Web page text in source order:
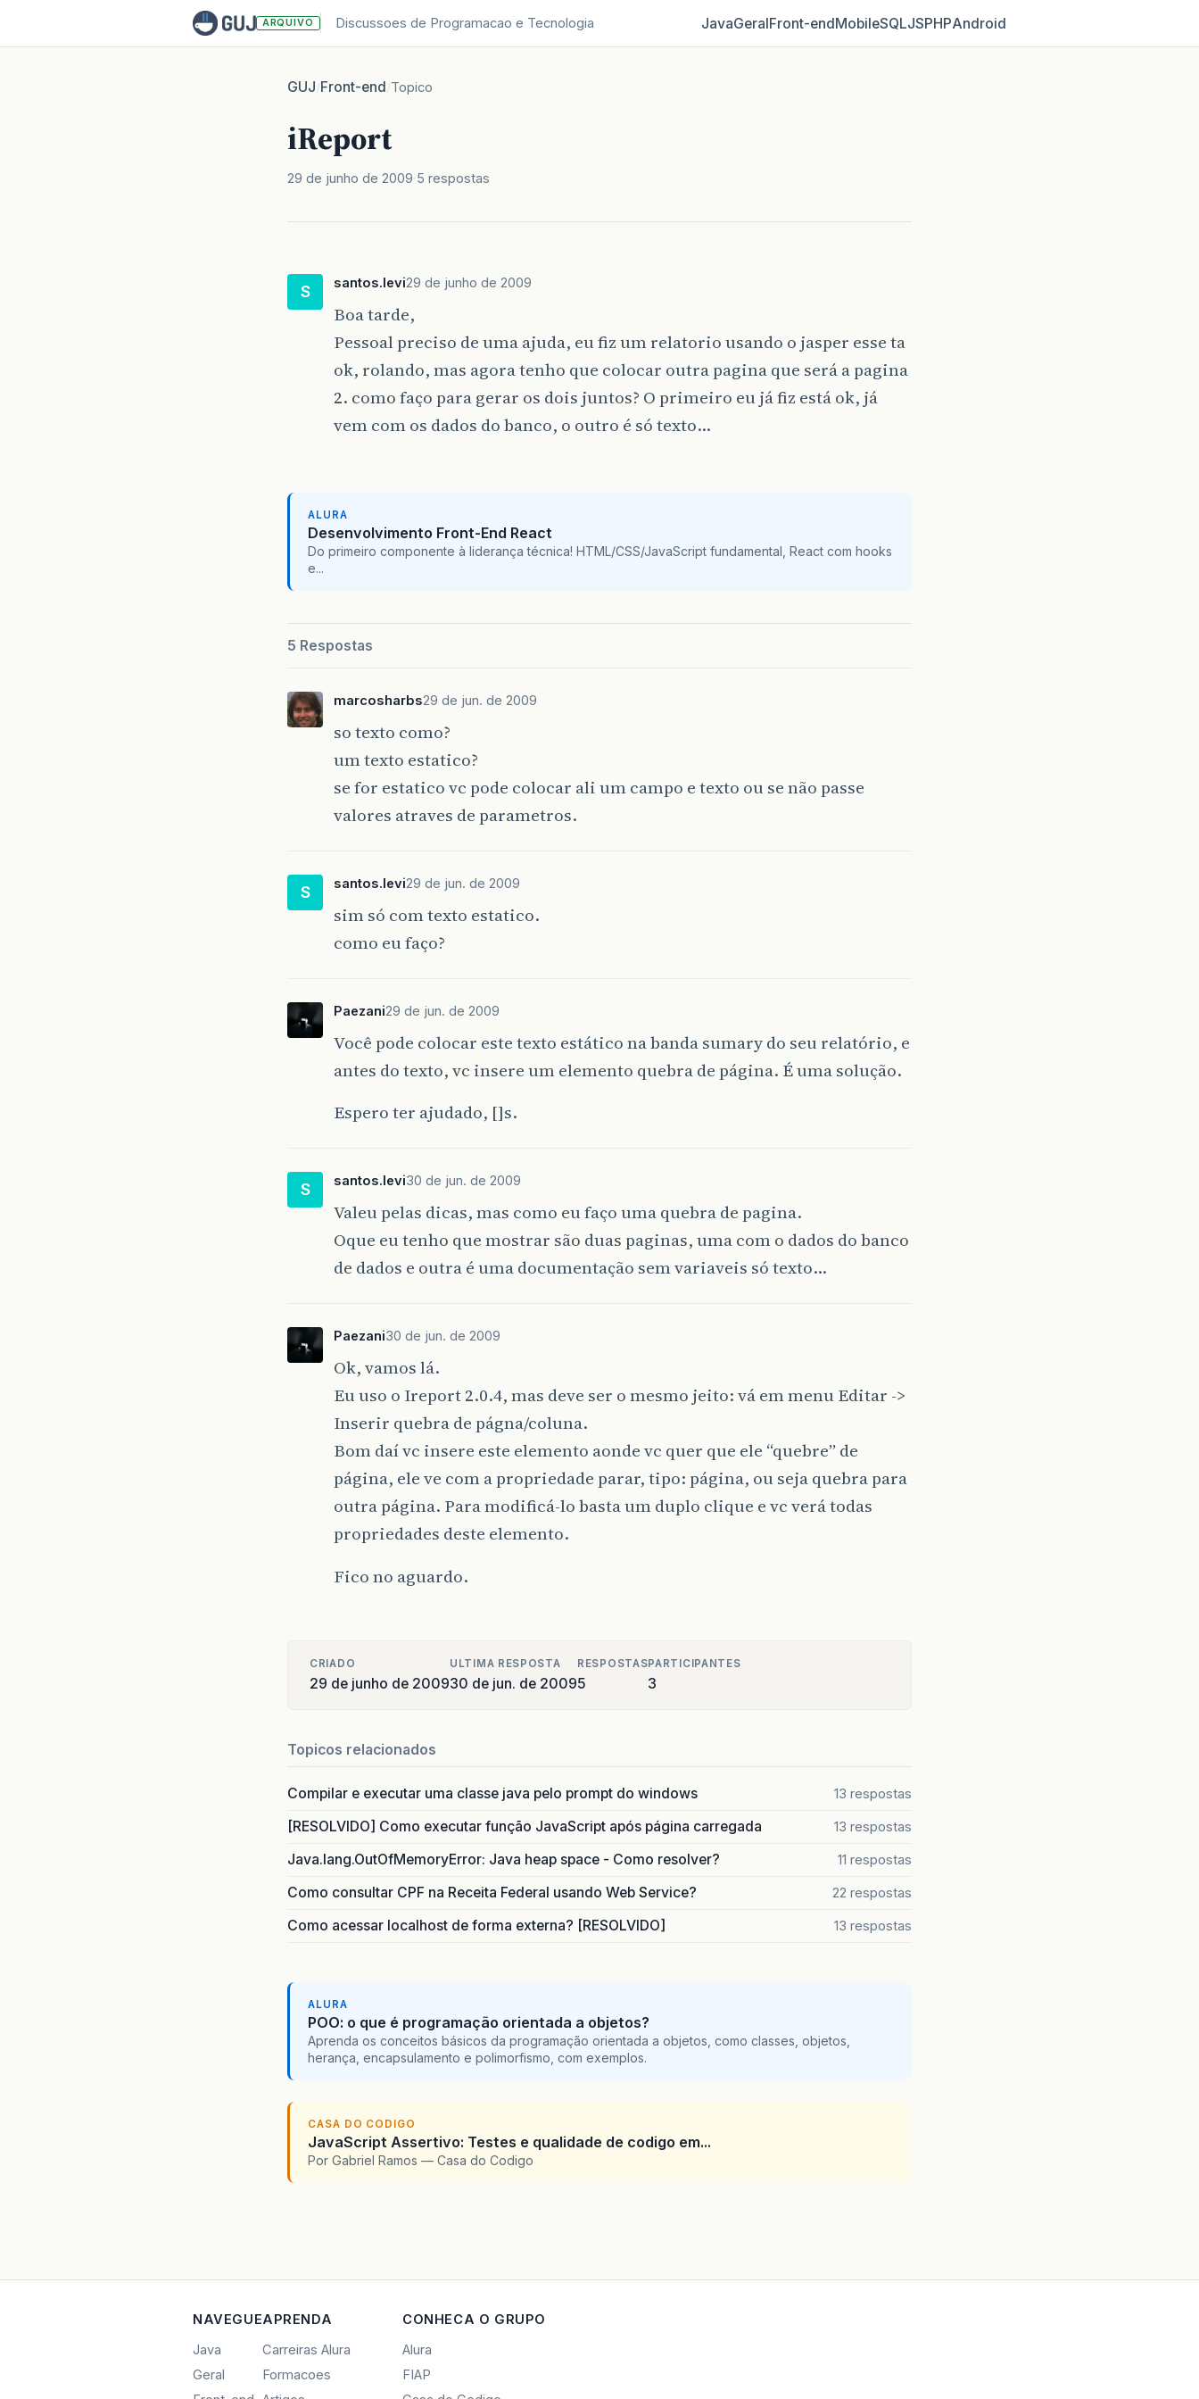
ARQUIVO Discussoes de Programacao e Tecnologia JavaGeralFront‑endMobileSQLJSPHPAndroid
GUJ/Front-end/Topico
iReport
29 de junho de 2009 5 respostas
S santos.levi29 de junho de 2009
Boa tarde,
Pessoal preciso de uma ajuda, eu fiz um relatorio usando o jasper esse ta
ok, rolando, mas agora tenho que colocar outra pagina que será a pagina
2. como faço para gerar os dois juntos? O primeiro eu já fiz está ok, já
vem com os dados do banco, o outro é só texto…
ALURA
Desenvolvimento Front-End React
Do primeiro componente à liderança técnica! HTML/CSS/JavaScript fundamental, React com hooks
e...
5 Respostas
marcosharbs29 de jun. de 2009
so texto como?
um texto estatico?
se for estatico vc pode colocar ali um campo e texto ou se não passe
valores atraves de parametros.
S santos.levi29 de jun. de 2009
sim só com texto estatico.
como eu faço?
Paezani29 de jun. de 2009
Você pode colocar este texto estático na banda sumary do seu relatório, e
antes do texto, vc insere um elemento quebra de página. É uma solução.
Espero ter ajudado, []s.
S santos.levi30 de jun. de 2009
Valeu pelas dicas, mas como eu faço uma quebra de pagina.
Oque eu tenho que mostrar são duas paginas, uma com o dados do banco
de dados e outra é uma documentação sem variaveis só texto…
Paezani30 de jun. de 2009
Ok, vamos lá.
Eu uso o Ireport 2.0.4, mas deve ser o mesmo jeito: vá em menu Editar ->
Inserir quebra de págna/coluna.
Bom daí vc insere este elemento aonde vc quer que ele “quebre” de
página, ele ve com a propriedade parar, tipo: página, ou seja quebra para
outra página. Para modificá-lo basta um duplo clique e vc verá todas
propriedades deste elemento.
Fico no aguardo.
CRIADO
29 de junho de 2009
ULTIMA RESPOSTA
30 de jun. de 2009
RESPOSTAS
5
PARTICIPANTES
3
Topicos relacionados
Compilar e executar uma classe java pelo prompt do windows 13 respostas
[RESOLVIDO] Como executar função JavaScript após página carregada 13 respostas
Java.lang.OutOfMemoryError: Java heap space - Como resolver? 11 respostas
Como consultar CPF na Receita Federal usando Web Service? 22 respostas
Como acessar localhost de forma externa? [RESOLVIDO] 13 respostas
ALURA
POO: o que é programação orientada a objetos?
Aprenda os conceitos básicos da programação orientada a objetos, como classes, objetos,
herança, encapsulamento e polimorfismo, com exemplos.
CASA DO CODIGO
JavaScript Assertivo: Testes e qualidade de codigo em...
Por Gabriel Ramos — Casa do Codigo
NAVEGUE
Java
Geral
APRENDA
Carreiras Alura
Formacoes
CONHECA O GRUPO
Alura
FIAP